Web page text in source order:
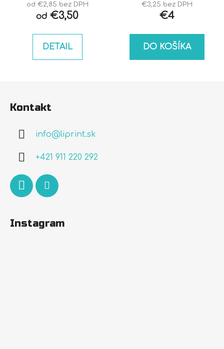
od €2,85 bez DPH
od €3,50
DETAIL
€3,25 bez DPH
€4
DO KOŠÍKA
Kontakt
info@liprint.sk
+421 911 220 292
Instagram